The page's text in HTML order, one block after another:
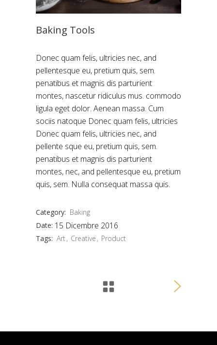
Baking Tools
Donec quam felis, ultricies nec, and
pellentesque eu, pretium quis, sem.
penatibus et magnis dis parturient
montes, nascetur ridiculus mus. commodo
ligula eget dolor. Aenean massa. Cum
sociis natoque Donec quam felis, ultricies
Donec quam felis, ultricies nec, and
pellente sque eu, pretium quis, sem.
penatibus et magnis dis parturient
montes, nec, and pellentesque eu, pretium
quis, sem. Nulla consequat massa quis.
Category: Baking
Date: 15 Dicembre 2016
Tags: Art Creative Product